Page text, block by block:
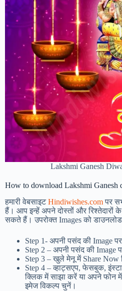
Lakshmi Ganesh
How to download Lakshmi Ganesh
हमारी वेबसाइटHindiwishes.comपर
हैं। आप इन्हें अपने दोस्तों और रिश्तेदारों
सकते हैं। उपरोक्त Images को
Step 1- अपनी पसंद की Image
Step 2 – अपनी पसंद की Image
Step 3 – खुले मेनू में Share
Step 4 – व्हाट्सएप, फेसबुक,
क्लिक में साझा करें या अपने फोन
इमेज विकल्प चुनें।